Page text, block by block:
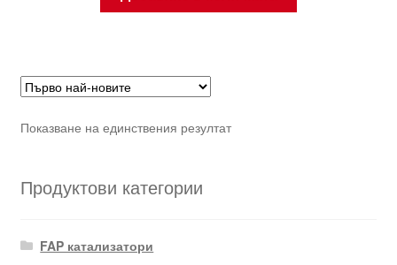
Показване на единствения резултат
Продуктови категории
FAP катализатори